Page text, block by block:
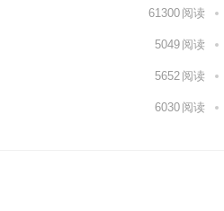
61300 阅读
5049 阅读
5652 阅读
6030 阅读